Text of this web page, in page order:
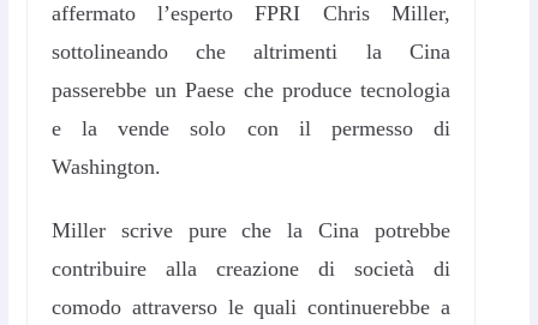
affermato l’esperto FPRI Chris Miller,
sottolineando che altrimenti la Cina
passerebbe un Paese che produce tecnologia
e la vende solo con il permesso di
Washington.
Miller scrive pure che la Cina potrebbe
contribuire alla creazione di società di
comodo attraverso le quali continuerebbe a